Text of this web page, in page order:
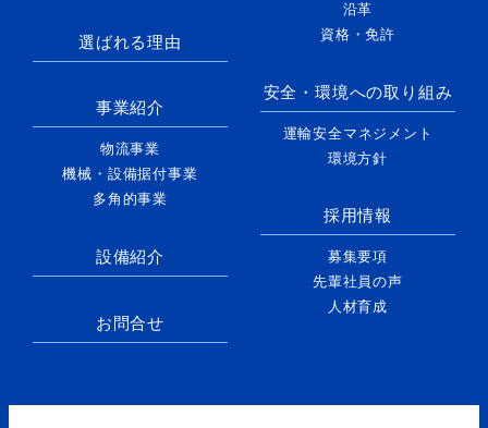
選ばれる理由
事業紹介
物流事業
機械・設備据付事業
多角的事業
設備紹介
お問合せ
沿革
資格・免許
安全・環境への取り組み
運輸安全マネジメント
環境方針
採用情報
募集要項
先輩社員の声
人材育成